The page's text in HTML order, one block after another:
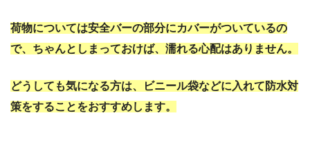
荷物については安全バーの部分にカバーがついているの
で、ちゃんとしまっておけば、濡れる心配はありません。
どうしても気になる方は、ビニール袋などに入れて防水対
策をすることをおすすめします。